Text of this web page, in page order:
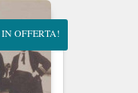
IN OFFERTA!